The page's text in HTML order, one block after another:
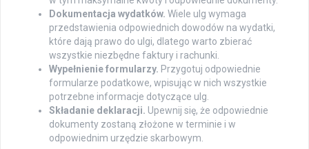
Dokumentacja wydatków. Wiele ulg wymaga
przedstawienia odpowiednich dowodów na wydatki,
które dają prawo do ulgi, dlatego warto zbierać
wszystkie niezbędne faktury i rachunki.
Wypełnienie formularzy. Przygotuj odpowiednie
formularze podatkowe, wpisując w nich wszystkie
potrzebne informacje dotyczące ulg.
Składanie deklaracji. Upewnij się, że odpowiednie
dokumenty zostaną złożone w terminie i w
odpowiednim urzędzie skarbowym.